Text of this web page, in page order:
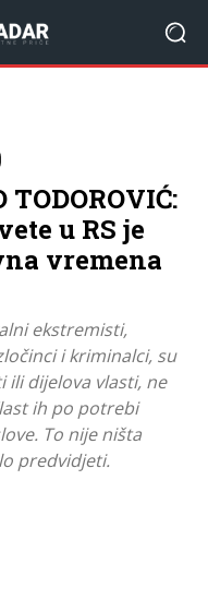
u RS je
vremena
ekstremisti,
i kriminalci, su
dijelova vlasti, ne
ih po potrebi
To nije ništa
predvidjeti.